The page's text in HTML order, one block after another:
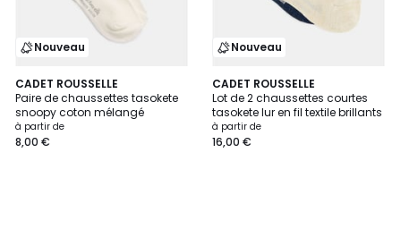
Nouveau
CADET ROUSSELLE
Paire de chaussettes tasokete
snoopy coton mélangé
à partir de
8,00 €
Nouveau
CADET ROUSSELLE
Lot de 2 chaussettes courtes
tasokete lur en fil textile brillants
à partir de
16,00 €